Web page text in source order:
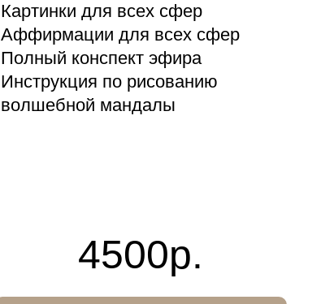
4500р.
Картинки для всех сфер
Аффирмации для всех сфер
Полный конспект эфира
Инструкция по рисованию
волшебной мандалы